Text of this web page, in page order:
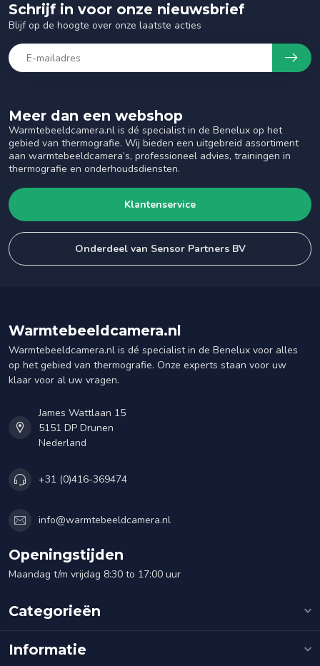
Meer dan een webshop
Warmtebeeldcamera.nl is dé specialist in de Benelux op het
gebied van thermografie. Wij bieden een uitgebreid assortiment
aan warmtebeeldcamera’s, professioneel advies, trainingen in
thermografie en onderhoudsdiensten.
Klantenservice
Onderdeel van Sensor Partners BV
Schrijf in voor onze nieuwsbrief
Blijf op de hoogte over onze laatste acties
Warmtebeeldcamera.nl
Warmtebeeldcamera.nl is dé specialist in de Benelux voor alles
op het gebied van thermografie. Onze experts staan voor uw
klaar voor al uw vragen.
James Wattlaan 15
5151 DP Drunen
Nederland
+31 (0)416-369474
info@warmtebeeldcamera.nl
Openingstijden
Maandag t/m vrijdag 8:30 to 17:00 uur
Categorieën
Informatie